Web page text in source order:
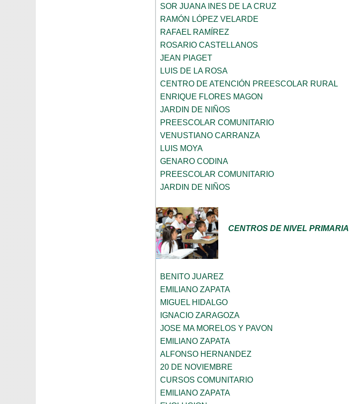
SOR JUANA INES DE LA CRUZ
RAMÓN LÓPEZ VELARDE
RAFAEL RAMÍREZ
ROSARIO CASTELLANOS
JEAN PIAGET
LUIS DE LA ROSA
CENTRO DE ATENCIÓN PREESCOLAR RURAL
ENRIQUE FLORES MAGON
JARDIN DE NIÑOS
PREESCOLAR COMUNITARIO
VENUSTIANO CARRANZA
LUIS MOYA
GENARO CODINA
PREESCOLAR COMUNITARIO
JARDIN DE NIÑOS
CENTROS DE NIVEL PRIMARIA
BENITO JUAREZ
EMILIANO ZAPATA
MIGUEL HIDALGO
IGNACIO ZARAGOZA
JOSE MA MORELOS Y PAVON
EMILIANO ZAPATA
ALFONSO HERNANDEZ
20 DE NOVIEMBRE
CURSOS COMUNITARIO
EMILIANO ZAPATA